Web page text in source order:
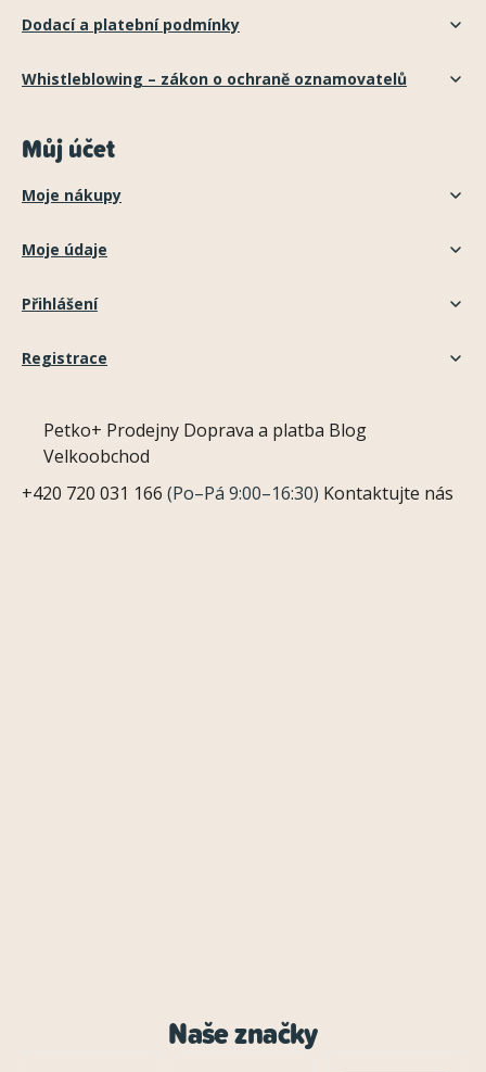
Dodací a platební podmínky
Whistleblowing – zákon o ochraně oznamovatelů
Můj účet
Moje nákupy
Moje údaje
Přihlášení
Registrace
Petko+ Prodejny Doprava a platba Blog
Velkoobchod
+420 720 031 166 (Po–Pá 9:00–16:30) Kontaktujte nás
Naše značky